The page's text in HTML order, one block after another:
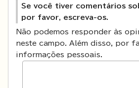
Se você tiver comentários
por favor, escreva-os.
Não podemos responder às
neste campo. Além disso, por
informações pessoais.